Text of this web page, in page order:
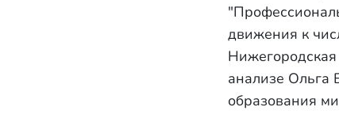
движения к
анализе Ольга
образования